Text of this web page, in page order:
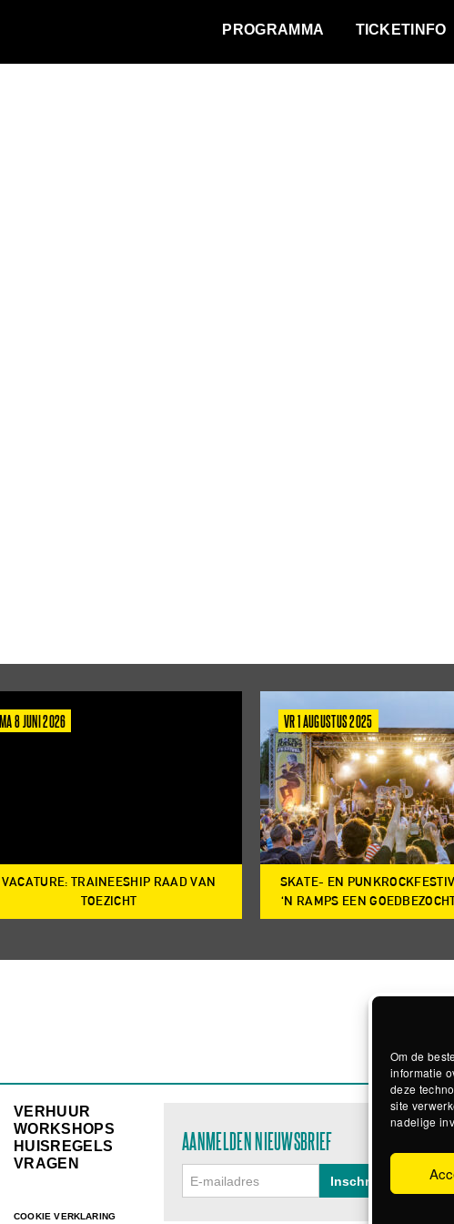
Om de
informatie
deze
site
nadelige
PROGRAMMA TICKETINFO
MA 8 JUNI 2026
VACATURE: TRAINEESHIP RAAD VAN
TOEZICHT
VR 1 AUGUSTUS 2025
SKATE- EN
‘N RAMPS EEN
VERHUUR
WORKSHOPS
HUISREGELS
VRAGEN
COOKIE VERKLARING
AANMELDEN NIEUWSBRIEF